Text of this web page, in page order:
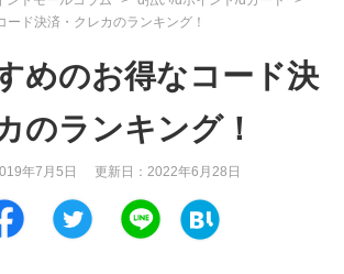
ド決済・クレカのランキング！
めのお得なコード決
のランキング！
年7月5日 更新日： 2022年6月28日